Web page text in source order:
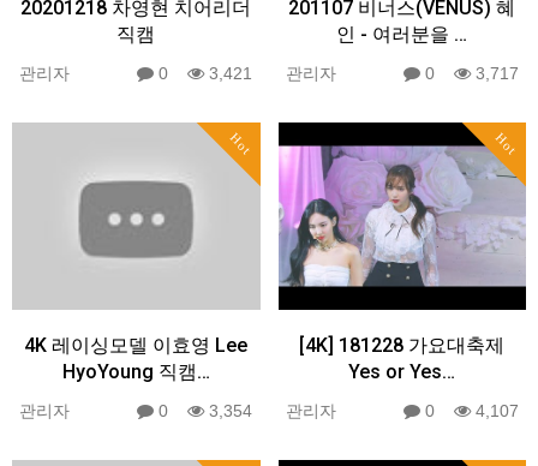
20201218 차영현 치어리더
직캠
관리자 0 3,421
201107 비너스(VENUS) 혜
인 - 여러분을 …
관리자 0 3,717
Hot
4K 레이싱모델 이효영 Lee
HyoYoung 직캠…
관리자 0 3,354
Hot
[4K] 181228 가요대축제
Yes or Yes…
관리자 0 4,107